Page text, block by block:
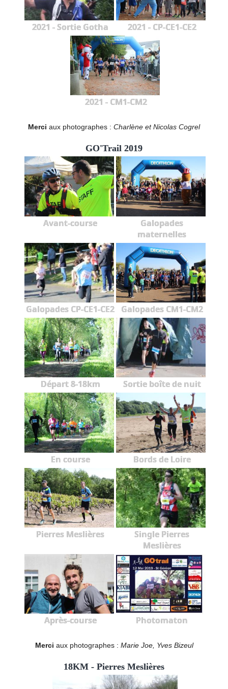
2021 - Sortie Gotha 2021 - CP-CE1-CE2
2021 - CM1-CM2
Merci aux photographes : Charlène et Nicolas Cogrel
GO'Trail 2019
Avant-course
Galopades
maternelles
Galopades CP-CE1-CE2 Galopades CM1-CM2
Départ 8-18km Sortie boîte de nuit
En course Bords de Loire
Pierres Meslières
Single Pierres
Meslières
Après-course Photomaton
Merci aux photographes : Marie Joe, Yves Bizeul
18KM - Pierres Meslières